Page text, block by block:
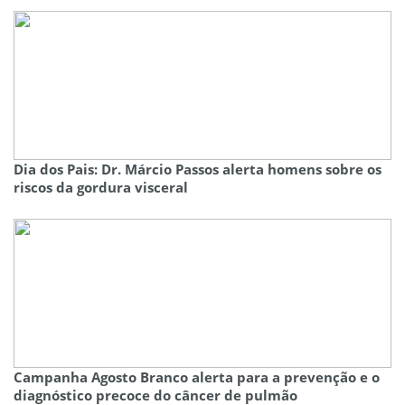
Dia dos Pais: Dr. Márcio Passos alerta homens sobre os
riscos da gordura visceral
Campanha Agosto Branco alerta para a prevenção e o
diagnóstico precoce do câncer de pulmão